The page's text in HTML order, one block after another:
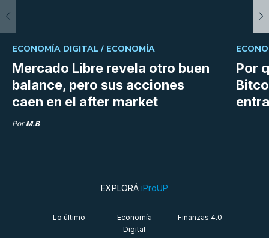
Mercado Libre revela otro buen
balance, pero sus acciones
caen en el after market
ECONOMÍA DIGITAL / ECONOMÍA
Por M.B
Por
EXPLORÁ iProUP
Lo último
Economía
Digital
Finanzas 4.0